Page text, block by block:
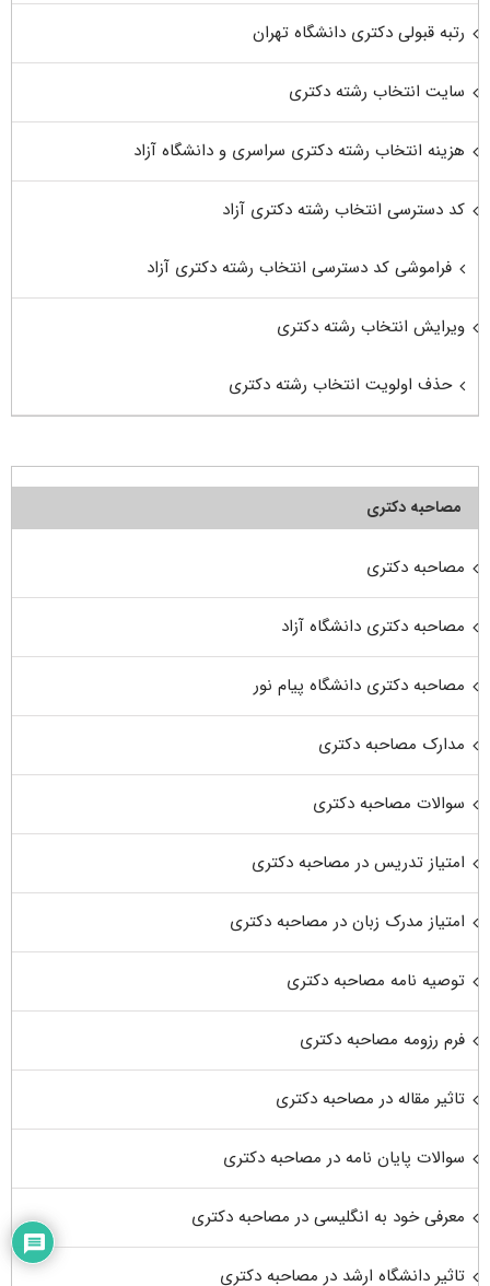
رتبه قبولی دکتری دانشگاه تهران
سایت انتخاب رشته دکتری
هزینه انتخاب رشته دکتری سراسری و دانشگاه آزاد
کد دسترسی انتخاب رشته دکتری آزاد
فراموشی کد دسترسی انتخاب رشته دکتری آزاد
ویرایش انتخاب رشته دکتری
حذف اولویت انتخاب رشته دکتری
مصاحبه دکتری
مصاحبه دکتری
مصاحبه دکتری دانشگاه آزاد
مصاحبه دکتری دانشگاه پیام نور
مدارک مصاحبه دکتری
سوالات مصاحبه دکتری
امتیاز تدریس در مصاحبه دکتری
امتیاز مدرک زبان در مصاحبه دکتری
توصیه نامه مصاحبه دکتری
فرم رزومه مصاحبه دکتری
تاثیر مقاله در مصاحبه دکتری
سوالات پایان نامه در مصاحبه دکتری
معرفی خود به انگلیسی در مصاحبه دکتری
تاثیر دانشگاه ارشد در مصاحبه دکتری